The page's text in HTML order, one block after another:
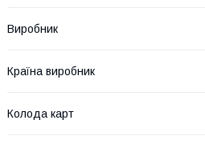
Виробник
Країна виробник
Колода карт